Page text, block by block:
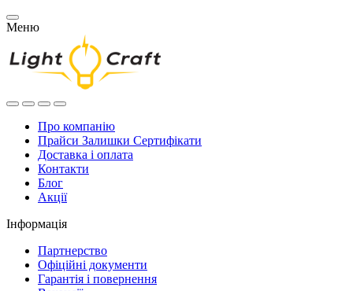
Меню
Про компанію
Прайси Залишки Сертифікати
Доставка і оплата
Контакти
Блог
Акції
Інформація
Партнерство
Офіційні документи
Гарантія і повернення